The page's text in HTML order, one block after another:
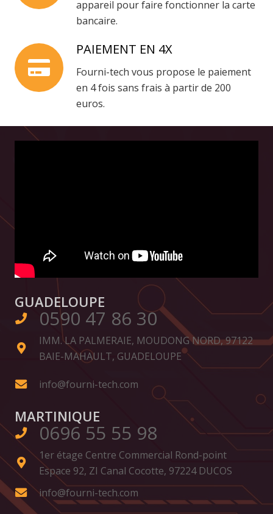
appareil pour faire fonctionner la carte
bancaire.
PAIEMENT EN 4X
Fourni-tech vous propose le paiement
en 4 fois sans frais à partir de 200
euros.
GUADELOUPE
0590 47 86 30
IMM. LA PALMERAIE, MOUDONG NORD, 97122
BAIE-MAHAULT, GUADELOUPE
info@fourni-tech.com
MARTINIQUE
0696 55 55 98
1er étage Centre Commercial Rond-point
Espace 92, ZI Canal Cocotte, 97224 DUCOS
info@fourni-tech.com